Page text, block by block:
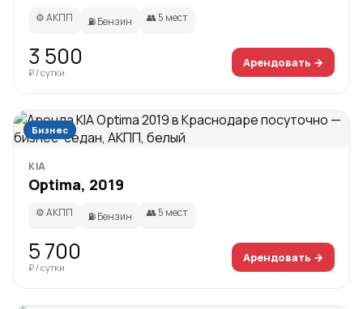
⚙️ АКПП ⛽ Бензин 👥 5 мест
3 500
₽ / сутки
Арендовать →
Бизнес
KIA
Optima, 2019
⚙️ АКПП ⛽ Бензин 👥 5 мест
5 700
₽ / сутки
Арендовать →